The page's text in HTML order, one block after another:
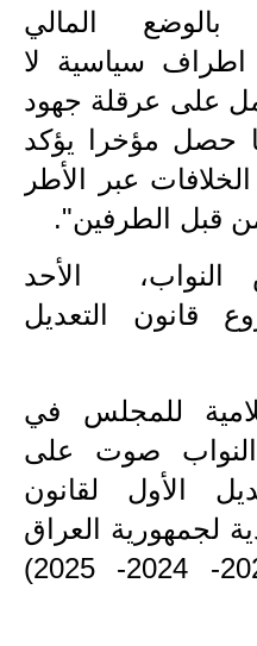
المرحلة الابتدائية
المرحلة المتوسطة
المرحلة الاعدادية
مرشحات
المرحلة الابتدائية
المرحلة المتوسطة
كتب مدرسية
المرحلة الابتدائية
المرحلة المتوسطة
المرحلة الاعدادية
بالوضع المالي
اطراف سياسية لا
على عرقلة جهود
حصل مؤخرا يؤكد
عبر الأطر
من قبل الطرفين".
الأحد
قانون التعديل
للمجلس في
صوت على
الأول لقانون
لجمهورية العراق
للسنوات المالية (2023- 2024- 2025)